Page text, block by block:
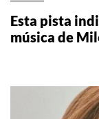
Esta pista
música de